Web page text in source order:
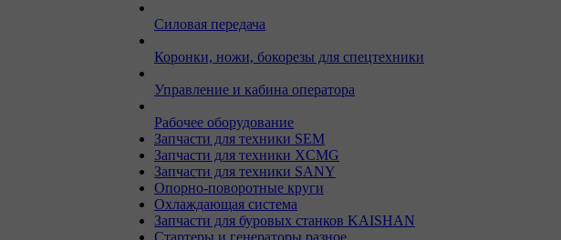
Силовая передача
Коронки, ножи, бокорезы для спецтехники
Управление и кабина оператора
Рабочее оборудование
Запчасти для техники SEM
Запчасти для техники XCMG
Запчасти для техники SANY
Опорно-поворотные круги
Охлаждающая система
Запчасти для буровых станков KAISHAN
Стартеры и генераторы разное